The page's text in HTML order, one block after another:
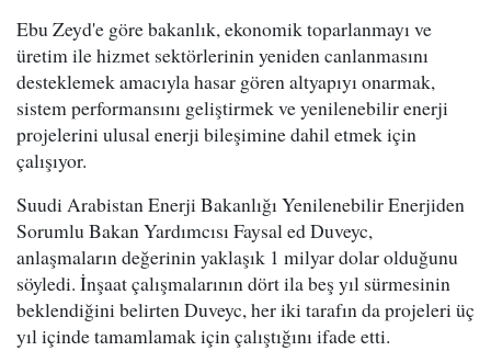
Ebu Zeyd'e göre bakanlık, ekonomik toparlanmayı ve
üretim ile hizmet sektörlerinin yeniden canlanmasını
desteklemek amacıyla hasar gören altyapıyı onarmak,
sistem performansını geliştirmek ve yenilenebilir enerji
projelerini ulusal enerji bileşimine dahil etmek için
çalışıyor.
Suudi Arabistan Enerji Bakanlığı Yenilenebilir Enerjiden
Sorumlu Bakan Yardımcısı Faysal ed Duveyc,
anlaşmaların değerinin yaklaşık 1 milyar dolar olduğunu
söyledi. İnşaat çalışmalarının dört ila beş yıl sürmesinin
beklendiğini belirten Duveyc, her iki tarafın da projeleri üç
yıl içinde tamamlamak için çalıştığını ifade etti.